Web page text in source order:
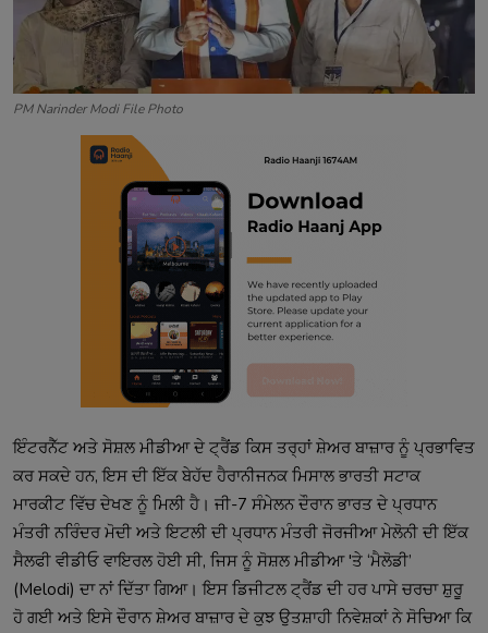
PM Narinder Modi File Photo
ਇੰਟਰਨੈੱਟ ਅਤੇ ਸੋਸ਼ਲ ਮੀਡੀਆ ਦੇ ਟ੍ਰੈਂਡ ਕਿਸ ਤਰ੍ਹਾਂ ਸ਼ੇਅਰ ਬਾਜ਼ਾਰ ਨੂੰ ਪ੍ਰਭਾਵਿਤ
ਕਰ ਸਕਦੇ ਹਨ, ਇਸ ਦੀ ਇੱਕ ਬੇਹੱਦ ਹੈਰਾਨੀਜਨਕ ਮਿਸਾਲ ਭਾਰਤੀ ਸਟਾਕ
ਮਾਰਕੀਟ ਵਿੱਚ ਦੇਖਣ ਨੂੰ ਮਿਲੀ ਹੈ। ਜੀ-7 ਸੰਮੇਲਨ ਦੌਰਾਨ ਭਾਰਤ ਦੇ ਪ੍ਰਧਾਨ
ਮੰਤਰੀ ਨਰਿੰਦਰ ਮੋਦੀ ਅਤੇ ਇਟਲੀ ਦੀ ਪ੍ਰਧਾਨ ਮੰਤਰੀ ਜੋਰਜੀਆ ਮੇਲੋਨੀ ਦੀ ਇੱਕ
ਸੈਲਫੀ ਵੀਡੀਓ ਵਾਇਰਲ ਹੋਈ ਸੀ, ਜਿਸ ਨੂੰ ਸੋਸ਼ਲ ਮੀਡੀਆ 'ਤੇ ‘ਮੈਲੋਡੀ’
(Melodi) ਦਾ ਨਾਂ ਦਿੱਤਾ ਗਿਆ। ਇਸ ਡਿਜੀਟਲ ਟ੍ਰੈਂਡ ਦੀ ਹਰ ਪਾਸੇ ਚਰਚਾ ਸ਼ੁਰੂ
ਹੋ ਗਈ ਅਤੇ ਇਸੇ ਦੌਰਾਨ ਸ਼ੇਅਰ ਬਾਜ਼ਾਰ ਦੇ ਕੁਝ ਉਤਸ਼ਾਹੀ ਨਿਵੇਸ਼ਕਾਂ ਨੇ ਸੋਚਿਆ ਕਿ